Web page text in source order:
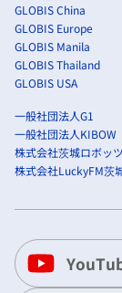
GLOBIS China
GLOBIS Europe
GLOBIS Manila
GLOBIS Thailand
GLOBIS USA
一般社団法人G1
一般社団法人KIBOW
株式会社茨城ロボッ
株式会社LuckyFM茨